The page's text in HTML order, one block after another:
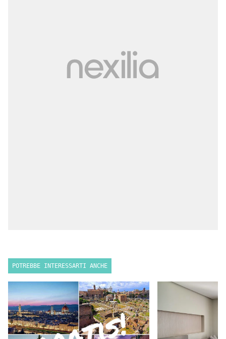
POTREBBE INTERESSARTI ANCHE